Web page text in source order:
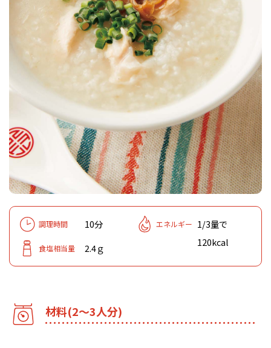
調理時間 10分 エネルギー 1/3量で
120kcal
食塩相当量 2.4ｇ
材料(2～3人分)